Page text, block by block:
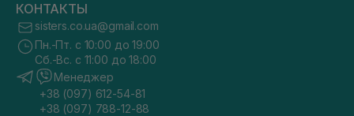
КОНТАКТЫ
sisters.co.ua@gmail.com
Пн.-Пт. с 10:00 до 19:00
Сб.-Вс. с 11:00 до 18:00
Менеджер
+38 (097) 612-54-81
+38 (097) 788-12-88